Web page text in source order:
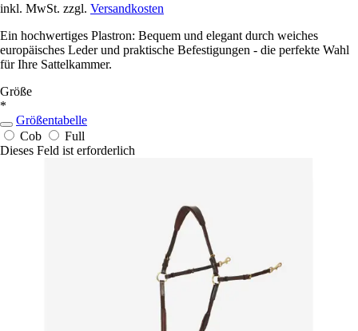
inkl. MwSt. zzgl. Versandkosten
Ein hochwertiges Plastron: Bequem und elegant durch weiches
europäisches Leder und praktische Befestigungen - die perfekte Wahl
für Ihre Sattelkammer.
Größe
*
Größentabelle
Cob
Full
Dieses Feld ist erforderlich